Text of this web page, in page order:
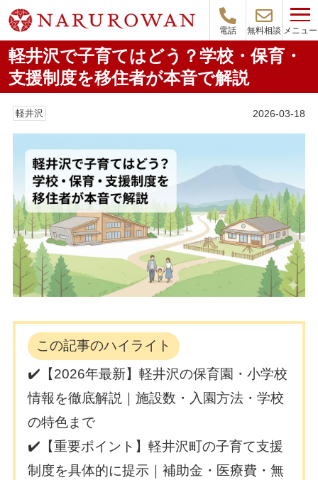
電話 無料相談 メニュー
軽井沢で子育てはどう？学校・保育・
支援制度を移住者が本音で解説
軽井沢 2026-03-18
この記事のハイライト
✔️【2026年最新】軽井沢の保育園・小学校
情報を徹底解説｜施設数・入園方法・学校
の特色まで
✔️【重要ポイント】軽井沢町の子育て支援
制度を具体的に提示｜補助金・医療費・無